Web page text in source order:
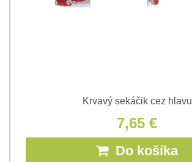
Krvavý sekáčik cez hlavu
7,65 €
Do košíka